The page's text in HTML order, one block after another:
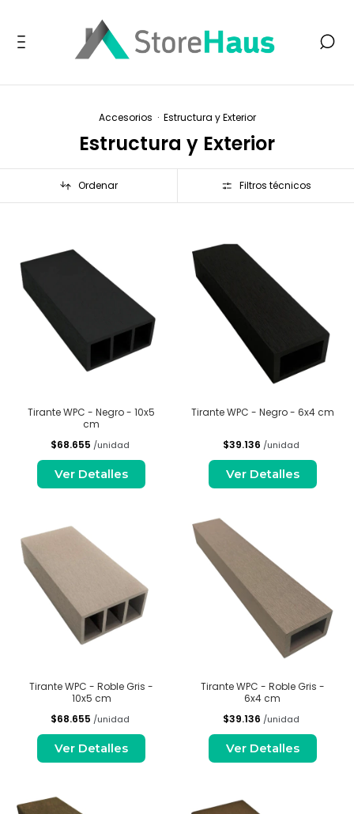
Accesorios · Estructura y Exterior
Estructura y Exterior
Ordenar Filtros técnicos
Tirante WPC - Negro - 10x5
cm
$68.655 /unidad
Ver Detalles
Tirante WPC - Negro - 6x4 cm
$39.136 /unidad
Ver Detalles
Tirante WPC - Roble Gris -
10x5 cm
$68.655 /unidad
Ver Detalles
Tirante WPC - Roble Gris -
6x4 cm
$39.136 /unidad
Ver Detalles